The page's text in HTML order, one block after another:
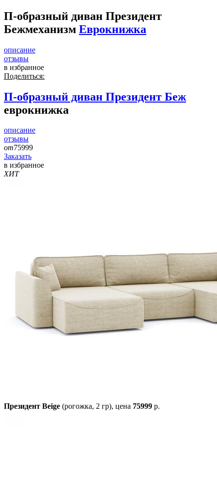
П-образный диван Президент
Бежмеханизм Еврокнижка
описание
отзывы
в избранное
Поделиться:
П-образный диван Президент Беж
еврокнижка
описание
отзывы
от75999
Заказать
в избранное
ХИТ
Президент Beige (рогожка, 2 гр), цена 75999 р.